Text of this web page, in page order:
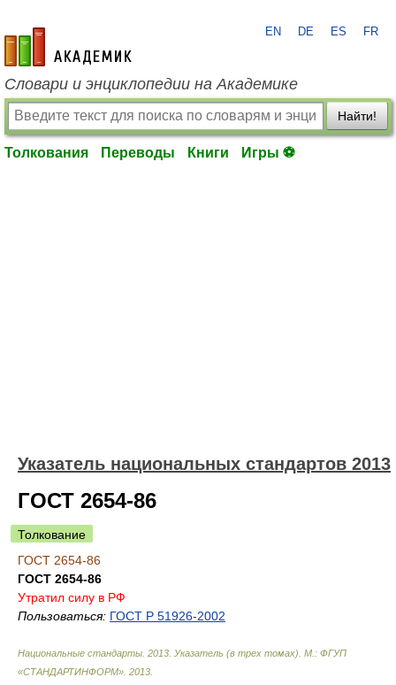
academic.ru
EN DE ES FR
Словари и энциклопедии на Академике
Найти!
Толкования Переводы Книги Игры ⚽
Указатель национальных стандартов 2013
ГОСТ 2654-86
Толкование
ГОСТ 2654-86
ГОСТ 2654-86
Утратил силу в РФ
Пользоваться: ГОСТ Р 51926-2002
Национальные стандарты. 2013. Указатель (в трех томах). М.: ФГУП
«СТАНДАРТИНФОРМ» 2013